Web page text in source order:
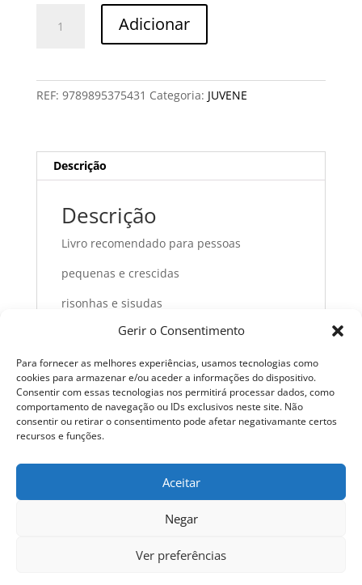
Gerir o Consentimento
Para fornecer as melhores experiências, usamos tecnologias como
cookies para armazenar e/ou aceder a informações do dispositivo.
Consentir com essas tecnologias nos permitirá processar dados, como
comportamento de navegação ou IDs exclusivos neste site. Não
consentir ou retirar o consentimento pode afetar negativamante certos
recursos e funções.
Aceitar
Negar
Ver preferências
Adicionar
REF: 9789895375431 Categoria: JUVENE
Descrição
Descrição
Livro recomendado para pessoas
pequenas e crescidas
risonhas e sisudas
carecas e cabeludas
abelhudas e divertidas.
Poemas de calções
que servem também